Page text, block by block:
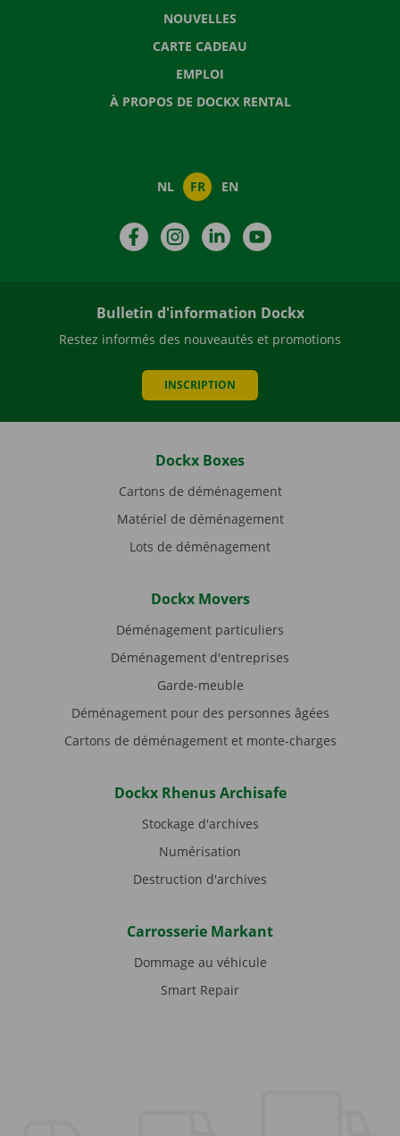
NOUVELLES
CARTE CADEAU
EMPLOI
À PROPOS DE DOCKX RENTAL
NL FR EN
FacebookInstagramLinkedIn
Bulletin d'information Dockx
Restez informés des nouveautés et promotions
INSCRIPTION
Dockx Boxes
Cartons de déménagement
Matériel de déménagement
Lots de déménagement
Dockx Movers
Déménagement particuliers
Déménagement d'entreprises
Garde-meuble
Déménagement pour des personnes âgées
Cartons de déménagement et monte-charges
Dockx Rhenus Archisafe
Stockage d'archives
Numérisation
Destruction d'archives
Carrosserie Markant
Dommage au véhicule
Smart Repair